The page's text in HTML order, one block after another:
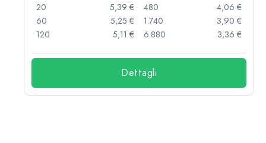
20
5,39 €
60
5,25 €
120
5,11 €
480
4,06 €
1.740
3,90 €
6.880
3,36 €
Dettagli